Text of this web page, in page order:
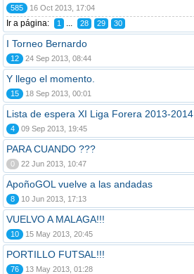
585 16 Oct 2013, 17:04
Ir a página: 1 ... 28 29 30
I Torneo Bernardo
12 24 Sep 2013, 08:44
Y llego el momento.
15 18 Sep 2013, 00:01
Lista de espera XI Liga Forera 2013-2014
4 09 Sep 2013, 19:45
PARA CUANDO ???
0 22 Jun 2013, 10:47
ApoñoGOL vuelve a las andadas
8 10 Jun 2013, 17:13
VUELVO A MALAGA!!!
10 15 May 2013, 20:45
PORTILLO FUTSAL!!!
76 13 May 2013, 01:28